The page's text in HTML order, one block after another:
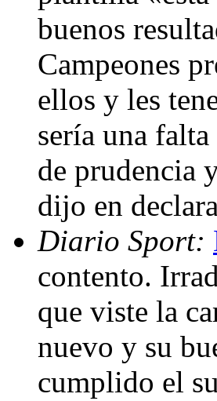
buenos
Campeones
ellos y les
sería una
de prudencia
dijo en
Diario Sport:
contento.
que viste la
nuevo y su
cumplido el